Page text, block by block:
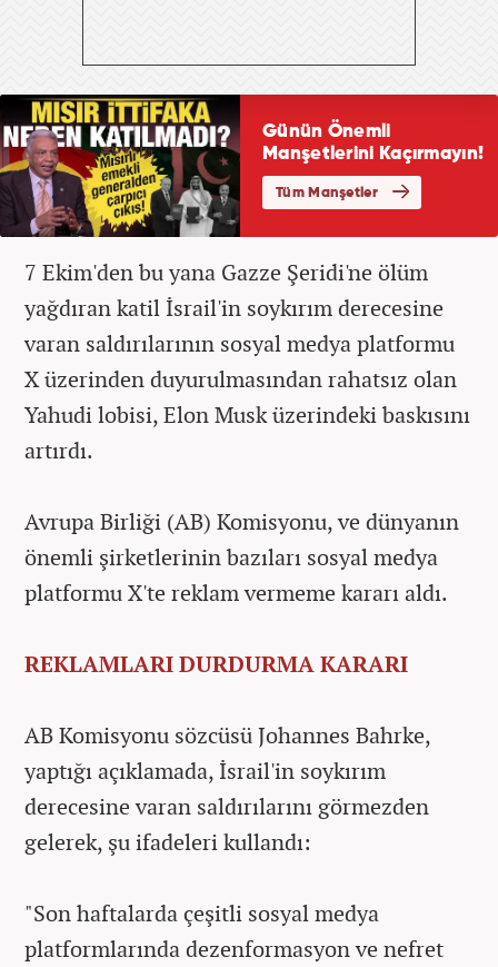
7 Ekim'den bu yana Gazze Şeridi'ne ölüm
yağdıran katil İsrail'in soykırım derecesine
varan saldırılarının sosyal medya platformu
X üzerinden duyurulmasından rahatsız olan
Yahudi lobisi, Elon Musk üzerindeki baskısını
artırdı.
Avrupa Birliği (AB) Komisyonu, ve dünyanın
önemli şirketlerinin bazıları sosyal medya
platformu X'te reklam vermeme kararı aldı.
REKLAMLARI DURDURMA KARARI
AB Komisyonu sözcüsü Johannes Bahrke,
yaptığı açıklamada, İsrail'in soykırım
derecesine varan saldırılarını görmezden
gelerek, şu ifadeleri kullandı:
"Son haftalarda çeşitli sosyal medya
platformlarında dezenformasyon ve nefret